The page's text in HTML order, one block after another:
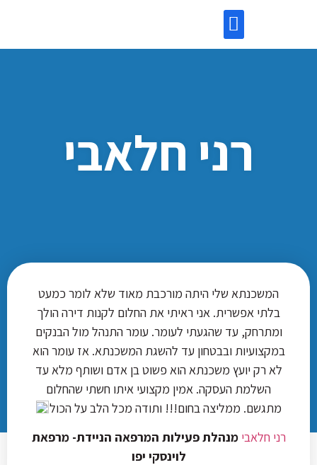
רני חלאבי
המשכנתא שלי היתה מורכבת מאוד שלא לומר כמעט
בלתי אפשרית. אני ראיתי את החלום לקנות דירה הולך
ומתרחק, עד שהגעתי לעומר. עומר התנהל מול הבנקים
במקצועיות ובבטחון עד להשגת המשכנתא. אז עומר הוא
לא רק יועץ משכנתא הוא פשוט בן אדם ושותף מלא עד
השלמת העסקה. אמין מקצועי איתו חשתי שהחלום
מתגשם. ממליצה בחום!!! ותודה מכל הלב על הכול
רני חלאבימנהלת פעילות המרפאה הניידת- מרפאת
לוינסקי יפו